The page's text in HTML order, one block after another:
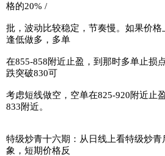
格的20% /
批，波动比较稳定，节奏慢。如果价
逢低做多，多单
在855-858附近止盈，到那时多单止损
跌突破830可
考虑短线做空，空单在825-920附近止
833附近。
特级炒青十六期：从日线上看特级炒
象，短期价格反